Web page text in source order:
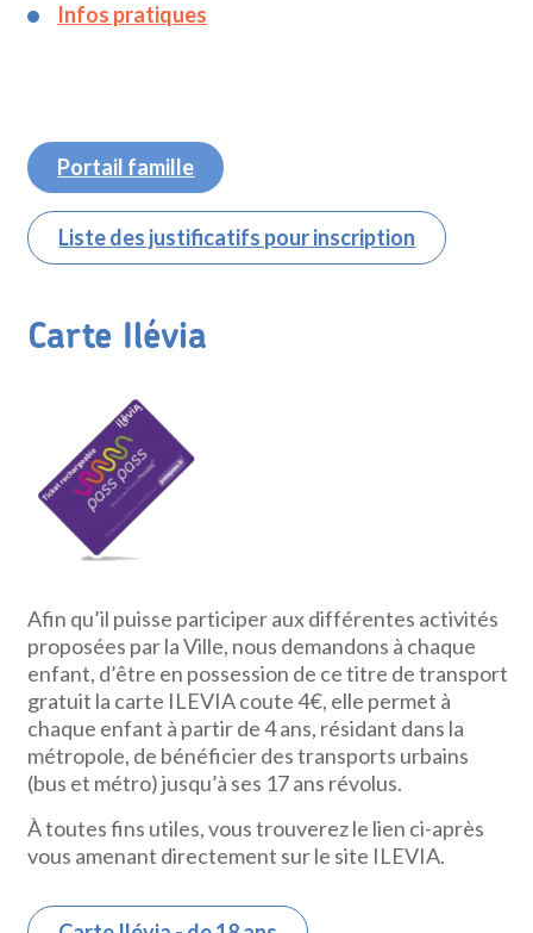
Infos pratiques
Portail famille
Liste des justificatifs pour inscription
Carte Ilévia
Afin qu’il puisse participer aux différentes activités
proposées par la Ville, nous demandons à chaque
enfant, d’être en possession de ce titre de transport
gratuit la carte ILEVIA coute 4€, elle permet à
chaque enfant à partir de 4 ans, résidant dans la
métropole, de bénéficier des transports urbains
(bus et métro) jusqu’à ses 17 ans révolus.
À toutes fins utiles, vous trouverez le lien ci-après
vous amenant directement sur le site ILEVIA.